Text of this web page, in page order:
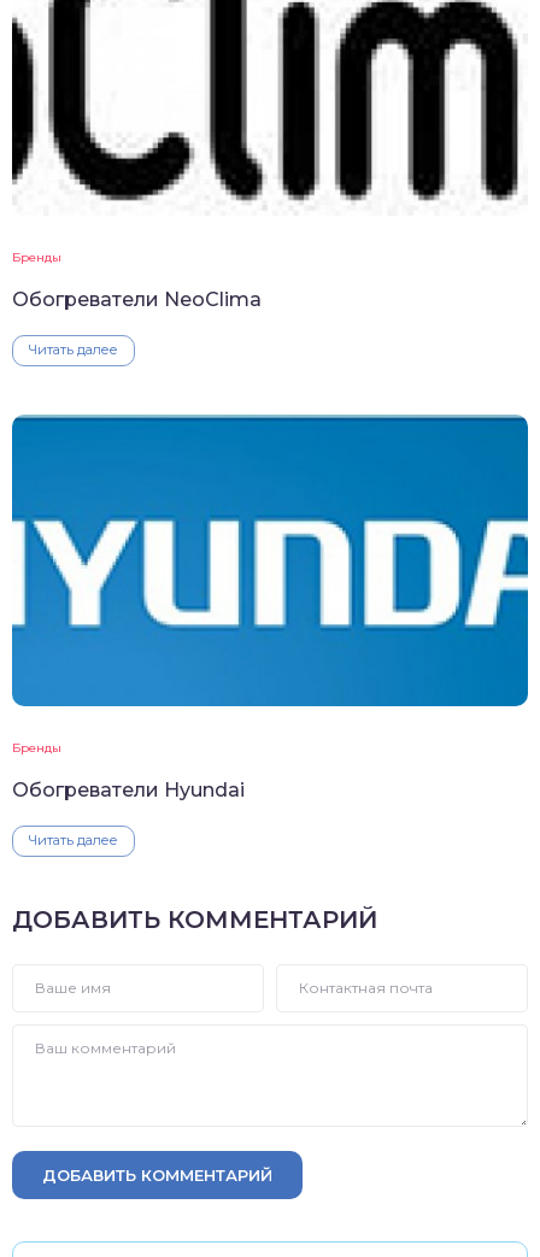
Бренды
Обогреватели NeoClima
Читать далее
Бренды
Обогреватели Hyundai
Читать далее
ДОБАВИТЬ КОММЕНТАРИЙ
ДОБАВИТЬ КОММЕНТАРИЙ